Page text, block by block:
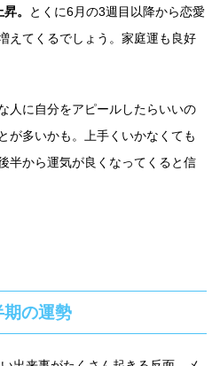
。
とくに6月の3週目以降から恋愛
えてくるでしょう。家庭運も良好
人に自分をアピールしたらいいの
が多いかも。上手くいかなくても
半から運気が良くなってくると信
期の運勢